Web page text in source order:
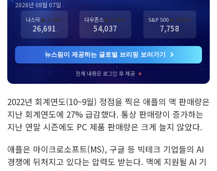
2026년 08월 07일
나스닥▲ 1.28%
26,691
다우존스▲ 0.28%
54,037
S&P 500▲ 0.61%
7,758
뉴스핌이 제공하는 글로벌 브리핑 보러가기
전체 내용은 로그인 후 제공 +
2022년 회계연도(10~9월) 정점을 찍은 애플의 맥 판매량은
지난 회계연도에 27% 급감했다. 통상 판매량이 증가하는
지난 연말 시즌에도 PC 제품 판매량은 크게 늘지 않았다.
애플은 마이크로소프트(MS), 구글 등 빅테크 기업들의 AI
경쟁에 뒤처지고 있다는 압력도 받는다. 맥에 지원될 AI 기